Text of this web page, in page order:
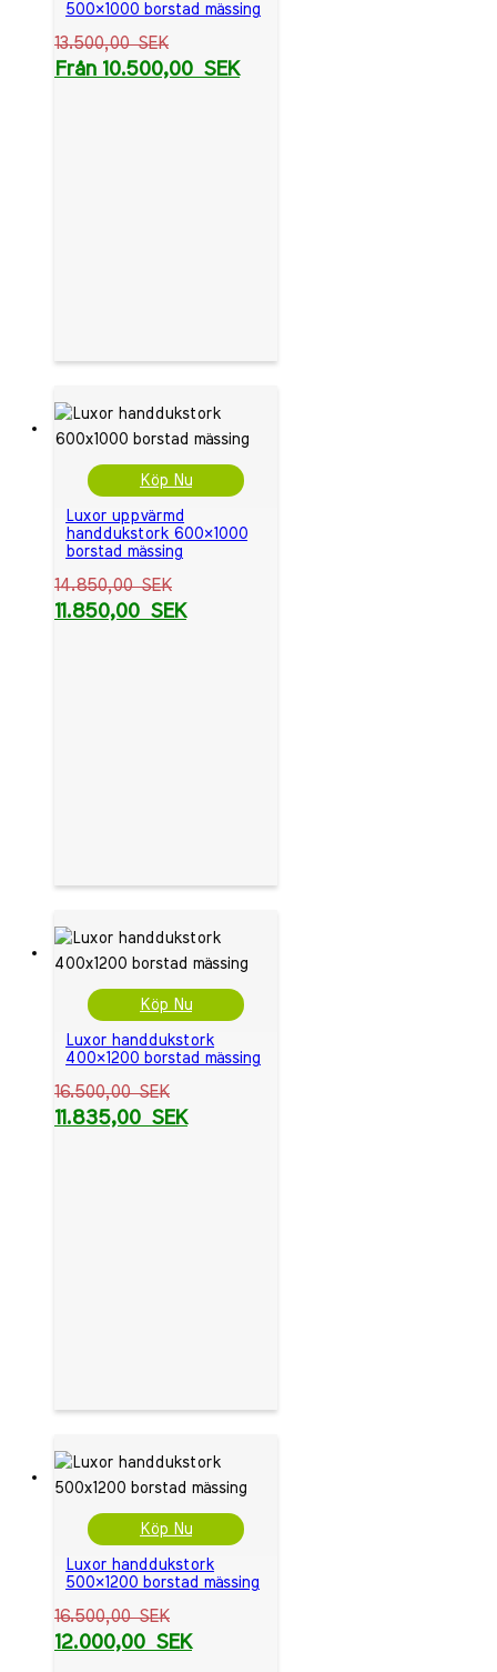
500×1000 borstad mässing
13.500,00SEK
Från 10.500,00 SEK
Köp Nu
Luxor uppvärmd
handdukstork 600×1000
borstad mässing
14.850,00SEK
11.850,00 SEK
Köp Nu
Luxor handdukstork
400×1200 borstad mässing
16.500,00SEK
11.835,00 SEK
Köp Nu
Luxor handdukstork
500×1200 borstad mässing
16.500,00SEK
12.000,00 SEK